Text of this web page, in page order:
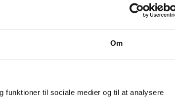
Om
funktioner til sociale medier og til at analysere